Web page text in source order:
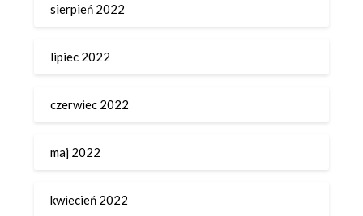
sierpień 2022
lipiec 2022
czerwiec 2022
maj 2022
kwiecień 2022